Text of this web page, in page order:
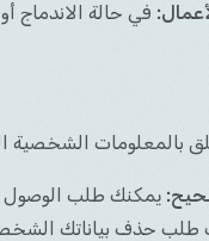
في حالة الاندماج
بالمعلومات الشخصية
يمكنك طلب الوصول
طلب حذف بياناتك